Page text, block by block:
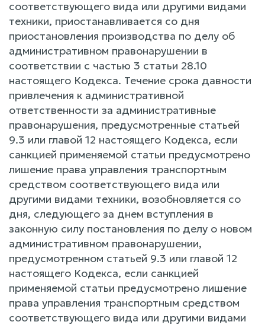
соответствующего вида или другими видами
техники, приостанавливается со дня
приостановления производства по делу об
административном правонарушении в
соответствии с частью 3 статьи 28.10
настоящего Кодекса. Течение срока давности
привлечения к административной
ответственности за административные
правонарушения, предусмотренные статьей
9.3 или главой 12 настоящего Кодекса, если
санкцией применяемой статьи предусмотрено
лишение права управления транспортным
средством соответствующего вида или
другими видами техники, возобновляется со
дня, следующего за днем вступления в
законную силу постановления по делу о новом
административном правонарушении,
предусмотренном статьей 9.3 или главой 12
настоящего Кодекса, если санкцией
применяемой статьи предусмотрено лишение
права управления транспортным средством
соответствующего вида или другими видами